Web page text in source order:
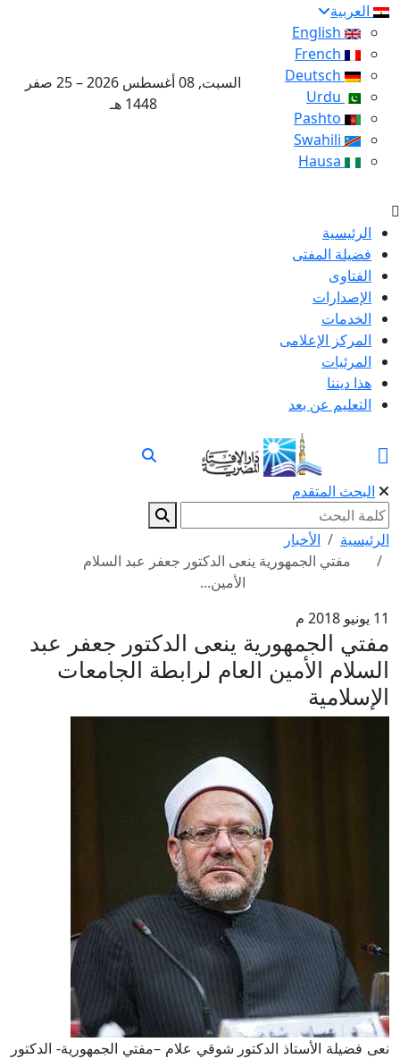
العربية
السبت, 08 أغسطس 2026 – 25 صفر
1448 هـ
الرئيسية
فضيلة المفتى
الفتاوى
الإصدارات
الخدمات
المركز الإعلامى
المرئيات
هذا ديننا
التعليم عن بعد
البحث المتقدم
الرئيسية
الأخبار
مفتي الجمهورية ينعى الدكتور جعفر عبد السلام
الأمين...
11 يونيو 2018 م
مفتي الجمهورية ينعى الدكتور جعفر عبد
السلام الأمين العام لرابطة الجامعات
الإسلامية
نعى فضيلة الأستاذ الدكتور شوقي علام –مفتي الجمهورية- الدكتور